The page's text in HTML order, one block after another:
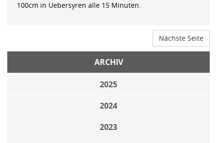
100cm in Uebersyren alle 15 Minuten.
Nächste Seite
ARCHIV
2025
2024
2023